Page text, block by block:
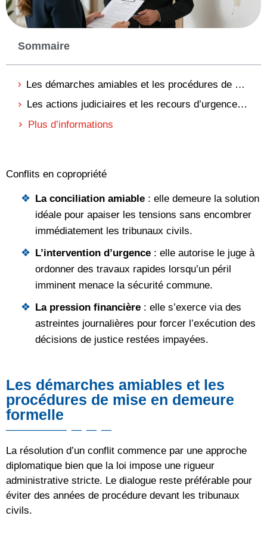
Sommaire
Les démarches amiables et les procédures de mise en demeure formelle
Les actions judiciaires et les recours d’urgence devant le tribunal
Plus d’informations
Conflits en copropriété
La conciliation amiable : elle demeure la solution
idéale pour apaiser les tensions sans encombrer
immédiatement les tribunaux civils.
L’intervention d’urgence : elle autorise le juge à
ordonner des travaux rapides lorsqu’un péril
imminent menace la sécurité commune.
La pression financière : elle s’exerce via des
astreintes journalières pour forcer l’exécution des
décisions de justice restées impayées.
Les démarches amiables et les
procédures de mise en demeure
formelle
La résolution d’un conflit commence par une approche
diplomatique bien que la loi impose une rigueur
administrative stricte. Le dialogue reste préférable pour
éviter des années de procédure devant les tribunaux
civils.